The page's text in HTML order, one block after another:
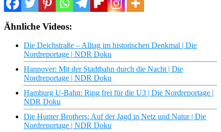
Ähnliche Videos:
Die Deichstraße – Alltag im historischen Denkmal | Die
Nordreportage | NDR Doku
Hannover: Mit der Stadtbahn durch die Nacht | Die
Nordreportage | NDR Doku
Hamburg U-Bahn: Ring frei für die U3 | Die Nordreportage |
NDR Doku
Die Hunter Brothers: Auf der Jagd in Netz und Natur | Die
Nordreportage | NDR Doku